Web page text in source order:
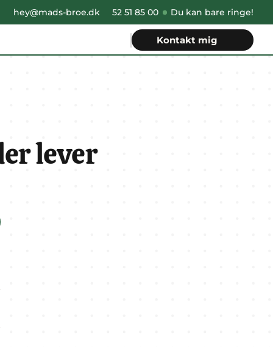
hey@mads-broe.dk 52 51 85 00 Du kan bare ringe!
Kontakt mig
lever